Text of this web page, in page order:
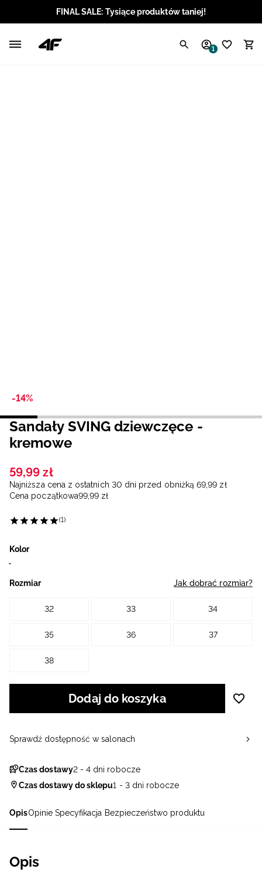
FINAL SALE: Tysiące produktów taniej!
1
-14%
OpisOpinie Specyfikacja Bezpieczeństwo produktu
Opis
Sandały SVING dziewczęce -
kremowe
59,99 zł
Najniższa cena z ostatnich 30 dni przed obniżką 69,99 zł
Cena początkowa99,99 zł
(1)
Kolor
Rozmiar Jak dobrać rozmiar?
32 33 34
35 36 37
38
Dodaj do koszyka
Czas dostawy2 - 4 dni robocze
Czas dostawy do sklepu1 - 3 dni robocze
Sprawdź dostępność w salonach